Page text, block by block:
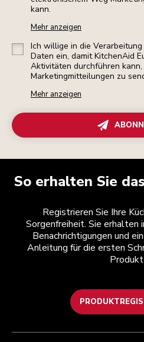
kann.
Mehr anzeigen
Ich willige in die
Daten ein, damit KitchenAid
Aktivitäten durchführen
Marketingmitteilungen zu
Mehr anzeigen
So erhalten Sie
Registrieren Sie Ihre
Sorgenfreiheit. Sie
Benachrichtigungen und
Anleitung für die ersten
Kundenservice
Teilnahmebedingungen
Die Marke
Händlersuche